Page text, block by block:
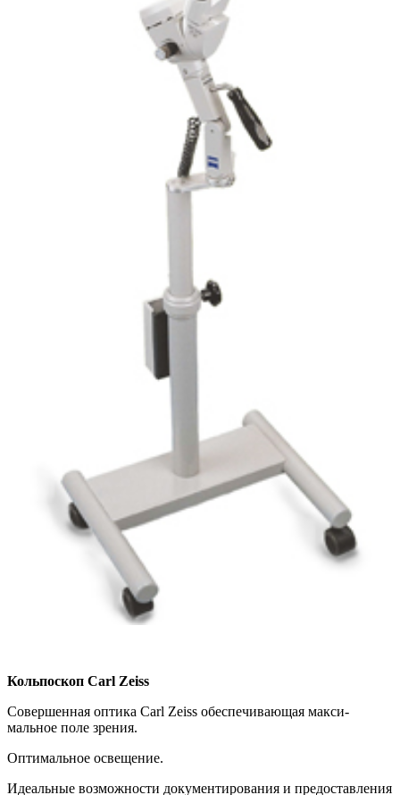
Кольпоскоп Carl Zeiss
Совершенная оптика Carl Zeiss обеспечивающая макси­
мальное поле зрения.
Оптимальное освещение.
Идеальные возможности документирования и предоставления